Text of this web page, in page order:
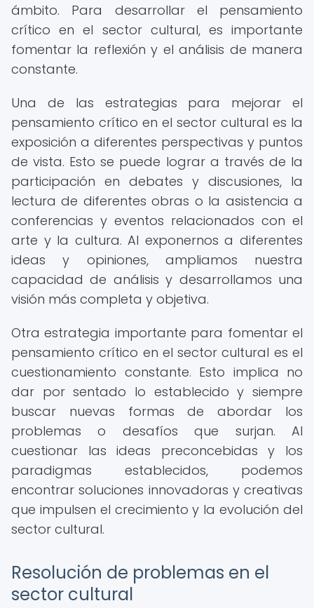
ámbito. Para desarrollar el pensamiento
crítico en el sector cultural, es importante
fomentar la reflexión y el análisis de manera
constante.
Una de las estrategias para mejorar el
pensamiento crítico en el sector cultural es la
exposición a diferentes perspectivas y puntos
de vista. Esto se puede lograr a través de la
participación en debates y discusiones, la
lectura de diferentes obras o la asistencia a
conferencias y eventos relacionados con el
arte y la cultura. Al exponernos a diferentes
ideas y opiniones, ampliamos nuestra
capacidad de análisis y desarrollamos una
visión más completa y objetiva.
Otra estrategia importante para fomentar el
pensamiento crítico en el sector cultural es el
cuestionamiento constante. Esto implica no
dar por sentado lo establecido y siempre
buscar nuevas formas de abordar los
problemas o desafíos que surjan. Al
cuestionar las ideas preconcebidas y los
paradigmas establecidos, podemos
encontrar soluciones innovadoras y creativas
que impulsen el crecimiento y la evolución del
sector cultural.
Resolución de problemas en el
sector cultural